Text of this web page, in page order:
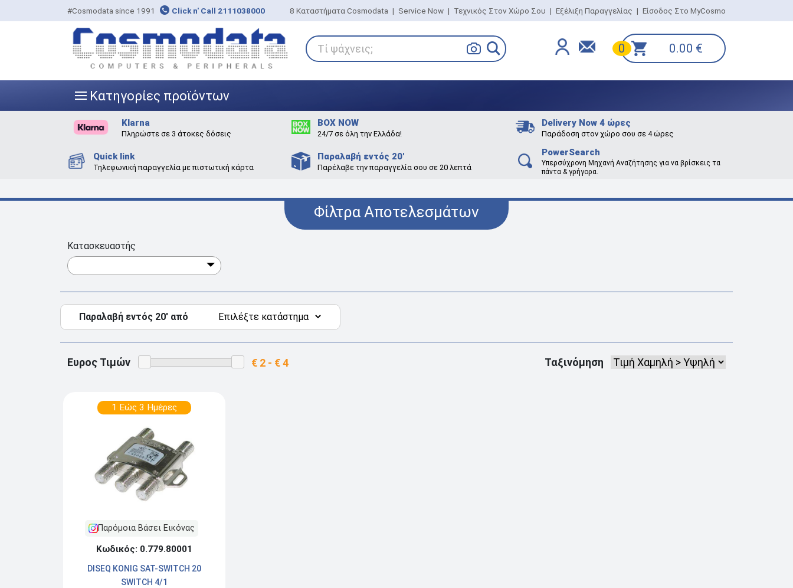
#Cosmodata since 1991 Click n' Call 2111038000 8 Καταστήματα Cosmodata | Service Now | Τεχνικός Στον Χώρο Σου | Εξέλιξη Παραγγελίας | Είσοδος Στο MyCosmo
Τί ψάχνεις; 0 0.00 €
||| Κατηγορίες προϊόντων
Klarna
Πληρώστε σε 3 άτοκες δόσεις
BOX NOW
24/7 σε όλη την Ελλάδα!
Delivery Now 4 ώρες
Παράδοση στον χώρο σου σε 4 ώρες
Quick link
Τηλεφωνική παραγγελία με πιστωτική κάρτα
Παραλαβή εντός 20'
Παρέλαβε την παραγγελία σου σε 20 λεπτά
PowerSearch
Υπερσύχρονη Μηχανή Αναζήτησης για να βρίσκεις τα
πάντα & γρήγορα.
Φίλτρα Αποτελεσμάτων
Κατασκευαστής
Παραλαβή εντός 20' από
Ευρος Τιμών Ταξινόμηση
1 Εώς 3 Ημέρες
Παρόμοια Βάσει Εικόνας
Κωδικός: 0.779.80001
DISEQ KONIG SAT-SWITCH 20
SWITCH 4/1